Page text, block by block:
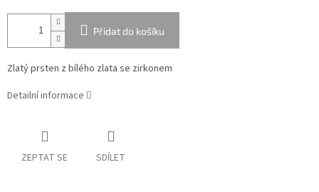
Přidat do košíku
Zlatý prsten z bílého zlata se zirkonem
Detailní informace
ZEPTAT SE SDÍLET